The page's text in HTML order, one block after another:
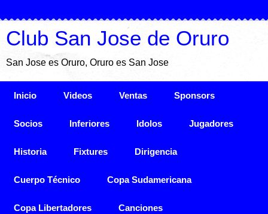
Club San Jose de Oruro
San Jose es Oruro, Oruro es San Jose
Inicio Videos Ventas Sponsors
Socios Inferiores Idolos Jugadores
Historia Fixtures Dirigencia
Cuerpo Técnico Copa Sudamericana
Copa Libertadores Canciones